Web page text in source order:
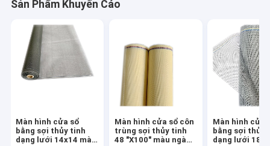
Sản Phẩm Khuyến Cáo
Màn hình cửa sổ
bằng sợi thủy tinh
dạng lưới 14x14 màu
Màn hình cửa sổ côn
trùng sợi thủy tinh
48 "X100" màu ngà
Màn hình cửa
bằng sợi thủy
dạng lưới